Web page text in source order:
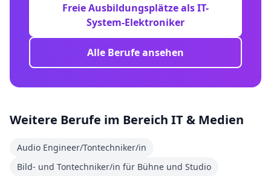
Freie Ausbildungsplätze alsIT-
System-Elektroniker
Alle Berufe ansehen
Weitere Berufe im Bereich IT & Medien
Audio Engineer/Tontechniker/in
Bild- und Tontechniker/in für Bühne und Studio